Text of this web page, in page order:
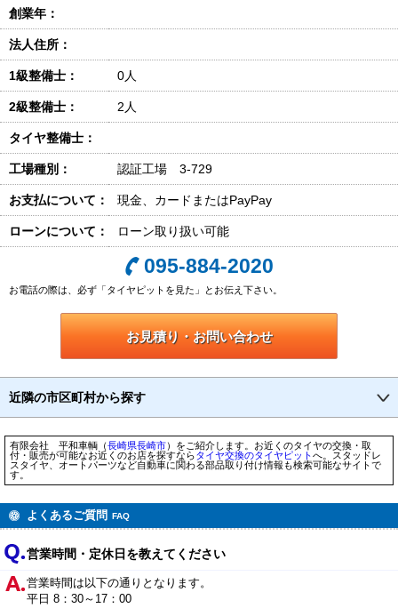
創業年：
法人住所：
1級整備士： 0人
2級整備士： 2人
タイヤ整備士：
工場種別： 認証工場 3-729
お支払について： 現金、カードまたはPayPay
ローンについて： ローン取り扱い可能
095-884-2020
お電話の際は、必ず「タイヤピットを見た」とお伝え下さい。
お見積り・お問い合わせ
近隣の市区町村から探す
有限会社 平和車輌（長崎県長崎市）をご紹介します。お近くのタイヤの交換・取
付・販売が可能なお近くのお店を探すならタイヤ交換のタイヤピットへ。スタッドレ
スタイヤ、オートパーツなど自動車に関わる部品取り付け情報も検索可能なサイトで
す。
よくあるご質問 FAQ
営業時間・定休日を教えてください
営業時間は以下の通りとなります。
平日 8：30～17：00